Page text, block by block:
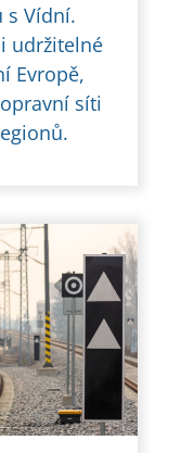
s Vídní.
udržitelné
Evropě,
síti